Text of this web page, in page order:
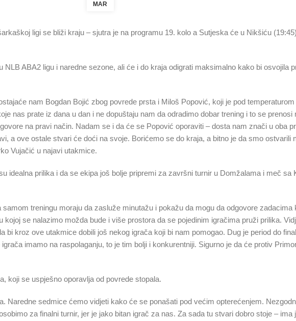
MAR
ligi se bliži kraju – sjutra je na programu 19. kolo a Sutjeska će u Nikšiću
NLB ABA2 ligu i naredne sezone, ali će i do kraja odigrati maksimalno kako bi osvojila
nam Bogdan Bojić zbog povrede prsta i Miloš Popović, koji je pod temperaturom
nas prate iz dana u dan i ne dopuštaju nam da odradimo dobar trening i to se prenosi
na pravi način. Nadam se i da će se Popović oporaviti – dosta nam znači u oba
a ove ostale stvari će doći na svoje. Borićemo se do kraja, a bitno je da smo ostvarili
Vujačić u najavi utakmice.
idealna prilika i da se ekipa još bolje pripremi za završni turnir u Domžalama i meč sa
treningu moraju da zasluže minutažu i pokažu da mogu da odgovore zadacima
kojoj se nalazimo možda bude i više prostora da se pojedinim igračima pruži prilika.
bi kroz ove utakmice dobili još nekog igrača koji bi nam pomogao. Dug je period do
imamo na raspolaganju, to je tim bolji i konkurentniji. Sigurno je da će protiv
koji se uspješno oporavlja od povrede stopala.
Naredne sedmice ćemo vidjeti kako će se ponašati pod većim opterećenjem.
za finalni turnir, jer je jako bitan igrač za nas. Za sada tu stvari dobro stoje – ima